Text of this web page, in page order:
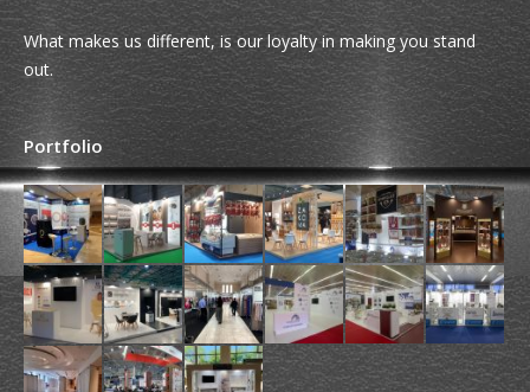
What makes us different, is our loyalty in making you stand
out.
Portfolio